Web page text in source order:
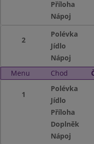
Příloha
Nápoj
2
Polévka
Jídlo
Nápoj
Menu
Chod
1
Polévka
Jídlo
Příloha
Doplněk
Nápoj